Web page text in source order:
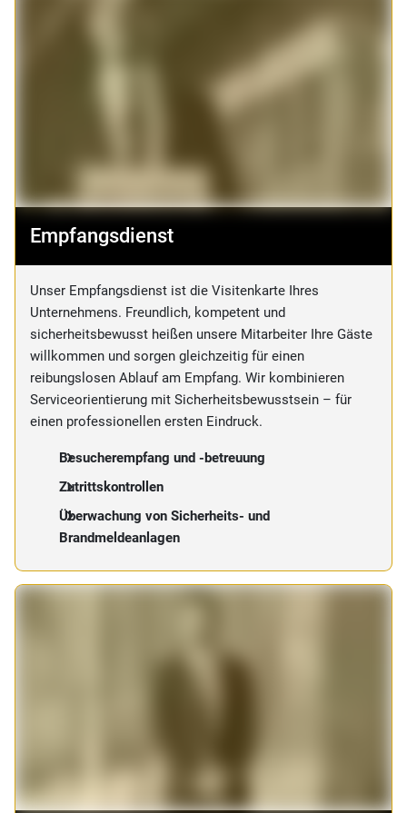
Empfangsdienst
Unser Empfangsdienst ist die Visitenkarte Ihres
Unternehmens. Freundlich, kompetent und
sicherheitsbewusst heißen unsere Mitarbeiter Ihre Gäste
willkommen und sorgen gleichzeitig für einen
reibungslosen Ablauf am Empfang. Wir kombinieren
Serviceorientierung mit Sicherheitsbewusstsein – für
einen professionellen ersten Eindruck.
Besucherempfang und -betreuung
Zutrittskontrollen
Überwachung von Sicherheits- und
Brandmeldeanlagen